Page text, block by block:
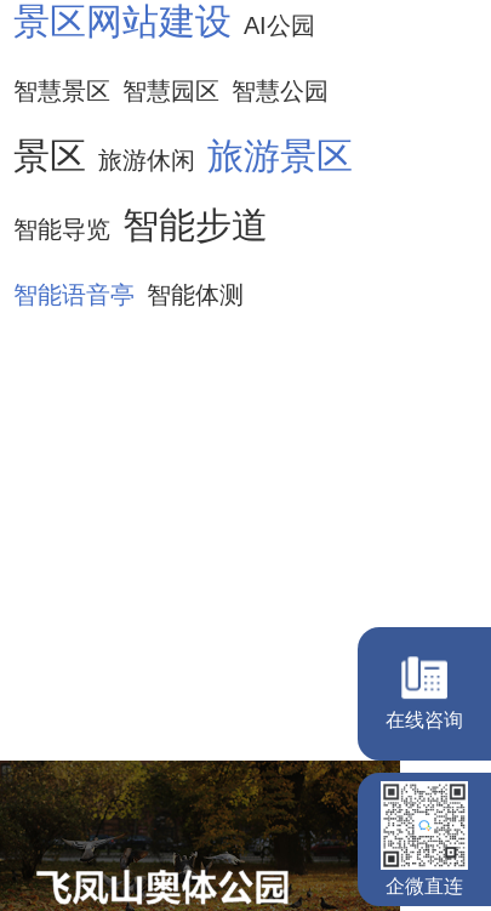
景区网站建设 AI公园
智慧景区 智慧园区 智慧公园
景区 旅游休闲 旅游景区
智能导览 智能步道
智能语音亭 智能体测
飞凤山奥体公园